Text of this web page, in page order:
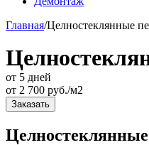
Главная/Целностеклянные
от 5 дней
от 2 700 руб./м2
Заказать